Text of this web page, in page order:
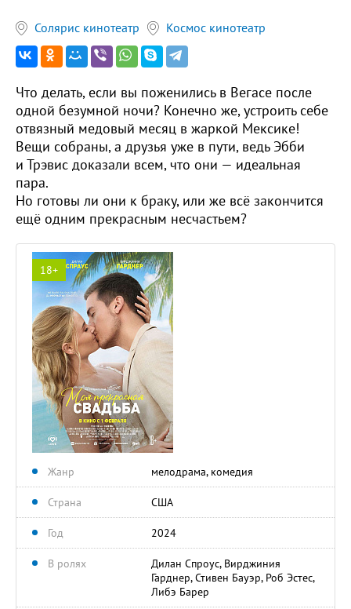
Солярис кинотеатр Космос кинотеатр
Что делать, если вы поженились в Вегасе после
одной безумной ночи? Конечно же, устроить себе
отвязный медовый месяц в жаркой Мексике!
Вещи собраны, а друзья уже в пути, ведь Эбби
и Трэвис доказали всем, что они — идеальная
пара.
Но готовы ли они к браку, или же всё закончится
ещё одним прекрасным несчастьем?
18+
Жанр мелодрама, комедия
Страна США
Год 2024
В ролях
Дилан Спроус, Вирджиния
Гарднер, Стивен Бауэр, Роб Эстес,
Либэ Барер